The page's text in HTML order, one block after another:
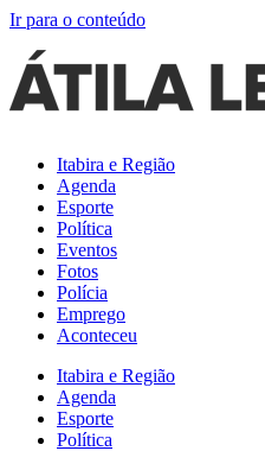
Ir para o conteúdo
Itabira e Região
Agenda
Esporte
Política
Eventos
Fotos
Polícia
Emprego
Aconteceu
Itabira e Região
Agenda
Esporte
Política